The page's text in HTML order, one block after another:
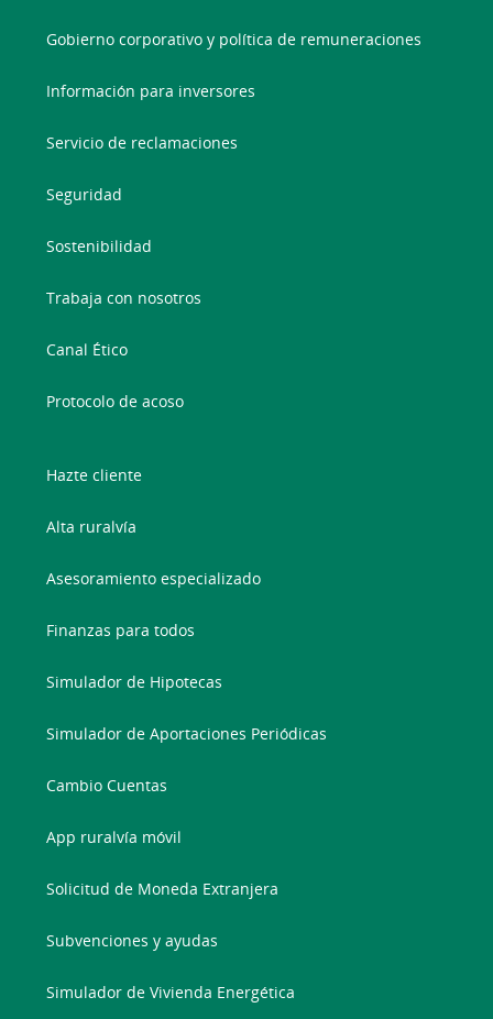
Gobierno corporativo y política de remuneraciones
Información para inversores
Servicio de reclamaciones
Seguridad
Sostenibilidad
Trabaja con nosotros
Canal Ético
Protocolo de acoso
Hazte cliente
Alta ruralvía
Asesoramiento especializado
Finanzas para todos
Simulador de Hipotecas
Simulador de Aportaciones Periódicas
Cambio Cuentas
App ruralvía móvil
Solicitud de Moneda Extranjera
Subvenciones y ayudas
Simulador de Vivienda Energética